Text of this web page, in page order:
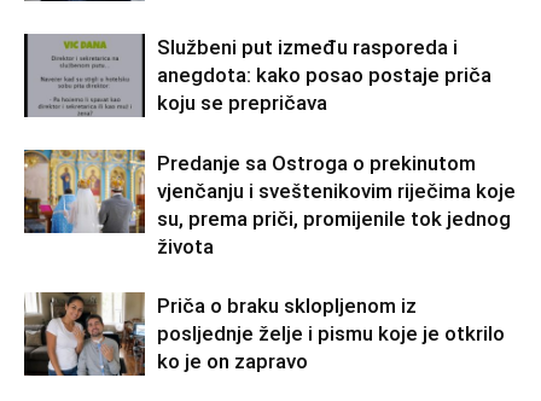
Službeni put između rasporeda i
anegdota: kako posao postaje priča
koju se prepričava
Predanje sa Ostroga o prekinutom
vjenčanju i sveštenikovim riječima koje
su, prema priči, promijenile tok jednog
života
Priča o braku sklopljenom iz
posljednje želje i pismu koje je otkrilo
ko je on zapravo